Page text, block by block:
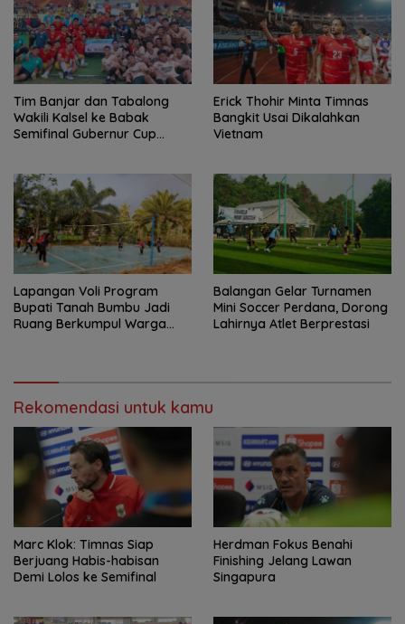
Tim Banjar dan Tabalong
Wakili Kalsel ke Babak
Semifinal Gubernur Cup
Erick Thohir Minta Timnas
Bangkit Usai Dikalahkan
Vietnam
Lapangan Voli Program
Bupati Tanah Bumbu Jadi
Ruang Berkumpul Warga
Balangan Gelar Turnamen
Mini Soccer Perdana, Dorong
Lahirnya Atlet Berprestasi
Rekomendasi untuk kamu
Marc Klok: Timnas Siap
Berjuang Habis-habisan
Demi Lolos ke Semifinal
Herdman Fokus Benahi
Finishing Jelang Lawan
Singapura